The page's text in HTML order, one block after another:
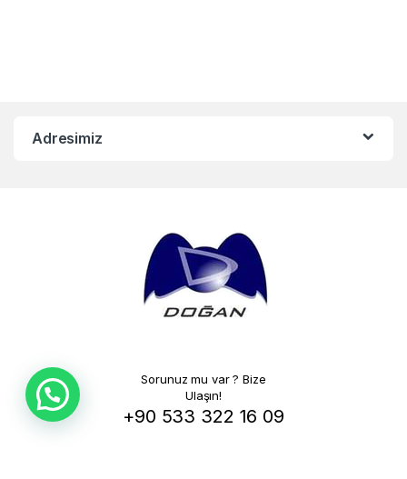
Adresimiz
Sorunuz mu var ? Bize
Ulaşın!
+90 533 322 16 09